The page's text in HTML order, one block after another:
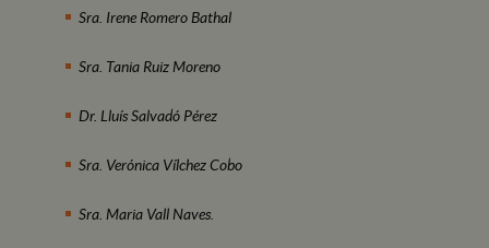
Sra. Irene Romero Bathal
Sra. Tania Ruiz Moreno
Dr. Lluís Salvadó Pérez
Sra. Verónica Vílchez Cobo
Sra. Maria Vall Naves.